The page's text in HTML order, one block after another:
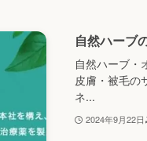
自然ハーブ
自然ハーブ・
皮膚・被毛の
ネ...
2024年9月22日